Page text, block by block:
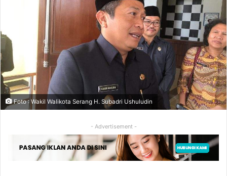
Foto : Wakil Walikota Serang H. Subadri Ushuludin
- Advertisement -